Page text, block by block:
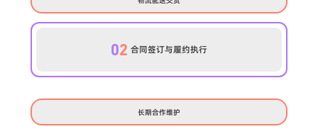
02 合同签订与履约执行
长期合作维护